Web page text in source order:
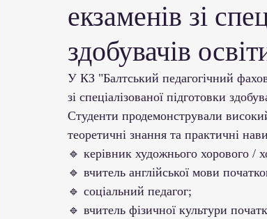
Партнерство з українськими ЗВО
Профорієнтаційна робота
Соціальні та громадські ініціативи
Академічна доброчесність
екзаменів зі
здобувачів
У КЗ "Балтський педагогічний
зі спеціалізованої підготовки
Студенти продемонстрували
теоретичні знання та практичні
🔹 керівник художнього хорового /
🔹 вчитель англійської мови
🔹 соціальний педагог;
🔹 вчитель фізичної культури